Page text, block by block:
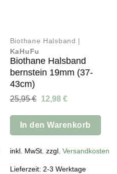
Biothane Halsband |
KaHuFu
Biothane Halsband
bernstein 19mm (37-
43cm)
25,95€
Ursprünglicher
war:
25,95 €
12,98 €Aktueller
ist:
12,98 €.
In den Warenkorb
inkl. MwSt. zzgl. Versandkosten
Lieferzeit: 2-3 Werktage